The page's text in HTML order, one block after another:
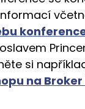
si
na